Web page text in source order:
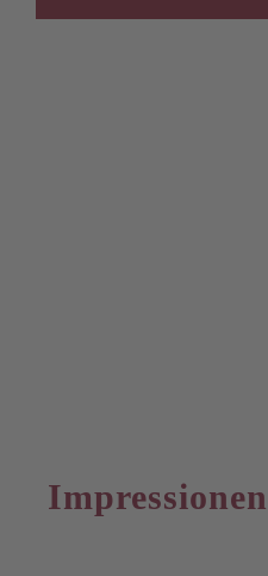
Impressionen